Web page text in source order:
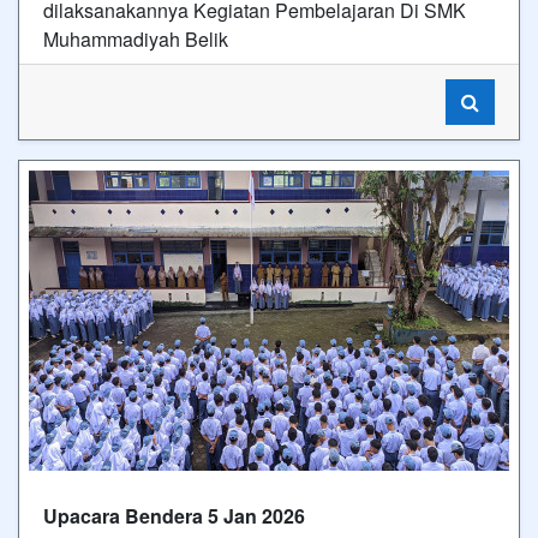
dilaksanakannya Kegiatan Pembelajaran Di SMK
Muhammadiyah Belik
Upacara Bendera 5 Jan 2026